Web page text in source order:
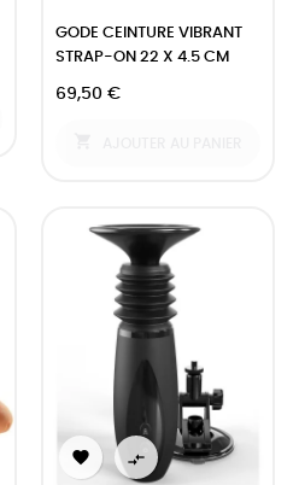
GODE CEINTURE VIBRANT
STRAP-ON 22 X 4.5 CM
69,50 €
 